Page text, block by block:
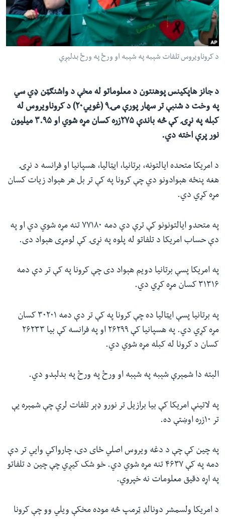
شئ
لټون
ځای
له مونږ سره په تماس کې پاتې شئ
د کروناویروس تلفات شېبه په شېبه او ورځ په ورځ بدلیږي
د جانز هاپکینس پوهنتون د معلوماتو له مخې د واشنګټن ډي سي
په وخت د شنبې تر سهار پورې مۍ۹ (غويي۲۰) د کروناویروس له
کبله په نړۍ کې څه باندې ۲۷۵زره کسان مړه شوي او ۳.۹۵ میلیون
نور پرې اخته دي.
د امریکا متحده ایالتونه، برتانیا، ایټالیا، هسپانیا او فرانسه د نړۍ
هغه پنځه هېوادونو دي چې کرونا په کې تر بل هر هېواد زیات کسان
مړه کړي دي.
په متحدو ایالتونونو کې ترې دې دمه ۷۷۱۸۰ تنه مړه شوي دي او په
دې حساب امریکا د تلفاتو له پلوه په نړۍ کې لومړی هېواد دی.
په امریکا پسې برتانیا دویم هېواد دی چې کرونا په کې تر دې دمه
۳۱۳۱۶ کسان مړه کړي دي.
په برتانیا پسې ایټالیا ده چې کرونا په کې تر دې دمه ۳۰۲۰۱ کسان
مړه کړي دي. په هسپانیا کې ۲۶۲۹۹ او په فرانسه کې بیا ۲۶۲۳۳
کسان د کرونا له کبله مړه شوي دي.
البته دا شمېرې شېبه په شېبه او ورځ په ورځ په بدلېدو دي.
په لاتینې امریکا کې بیا برازیل تر نورو ډېر تلفات لري چې شمېره یې
تر ۱۰زره اوښتې ده.
په چین کې چې د دغه ویروس اصلي ځای دی، چارواکي وايي تر دې
دمه په کې ۴۶۳۷ تنه مړه شوي دي. خو شک کیږي‌ چې چین د تلفاتو
په اړه دقیق معلومات نه خپروي.
د امریکا ولسمشر دونالډ ټرمپ څه موده مخکې ویلي وو چې کرونا